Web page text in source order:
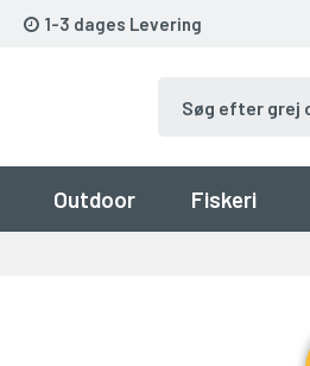
1-3 dages Levering
Outdoor Fiskeri